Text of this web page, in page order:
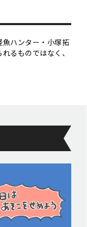
ハンター・小塚拓
るものではなく、